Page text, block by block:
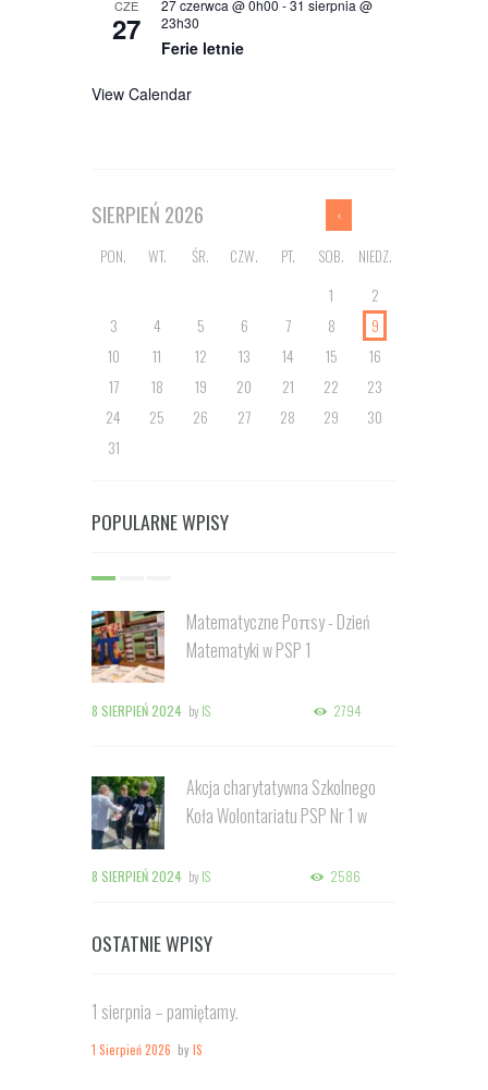
CZE
27
27 czerwca @ 0h00 -31 sierpnia @
23h30
Ferie letnie
View Calendar
SIERPIEŃ 2026
PON. WT. ŚR. CZW. PT. SOB. NIEDZ.
1
2
3
4 5 6 7 8
9
10
11 12 13 14 15
16
17
18 19 20 21 22
23
24
25 26 27 28 29
30
31
POPULARNE WPISY
Matematyczne Poπsy - Dzień
Matematyki w PSP 1
8 SIERPIEŃ 2024 by IS 2794
Akcja charytatywna Szkolnego
Koła Wolontariatu PSP Nr 1 w
8 SIERPIEŃ 2024 by IS 2586
OSTATNIE WPISY
1 sierpnia – pamiętamy.
1 Sierpień 2026 byIS